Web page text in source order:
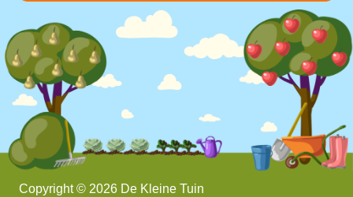
Copyright © 2026 De Kleine Tuin